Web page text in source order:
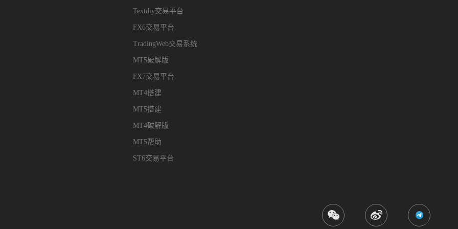
Textdiy交易平台
FX6交易平台
TradingWeb交易系统
MT5破解版
FX7交易平台
MT4搭建
MT5搭建
MT4破解版
MT5帮助
ST6交易平台